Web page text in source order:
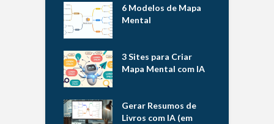
6 Modelos de Mapa
Mental
3 Sites para Criar
Mapa Mental com IA
Gerar Resumos de
Livros com IA (em